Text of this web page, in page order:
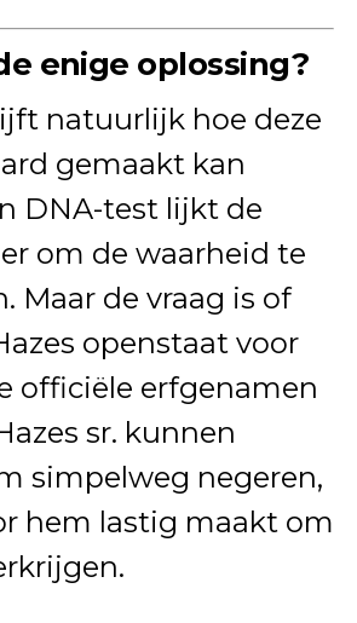
enige oplossing?
natuurlijk hoe deze
gemaakt kan
DNA-test lijkt de
om de waarheid te
Maar de vraag is of
openstaat voor
officiële erfgenamen
sr. kunnen
simpelweg negeren,
hem lastig maakt om